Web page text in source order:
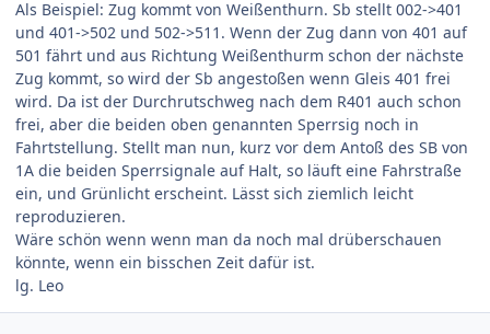
Als Beispiel: Zug kommt von Weißenthurn. Sb stellt 002->401
und 401->502 und 502->511. Wenn der Zug dann von 401 auf
501 fährt und aus Richtung Weißenthurm schon der nächste
Zug kommt, so wird der Sb angestoßen wenn Gleis 401 frei
wird. Da ist der Durchrutschweg nach dem R401 auch schon
frei, aber die beiden oben genannten Sperrsig noch in
Fahrtstellung. Stellt man nun, kurz vor dem Antoß des SB von
1A die beiden Sperrsignale auf Halt, so läuft eine Fahrstraße
ein, und Grünlicht erscheint. Lässt sich ziemlich leicht
reproduzieren.
Wäre schön wenn wenn man da noch mal drüberschauen
könnte, wenn ein bisschen Zeit dafür ist.
lg. Leo